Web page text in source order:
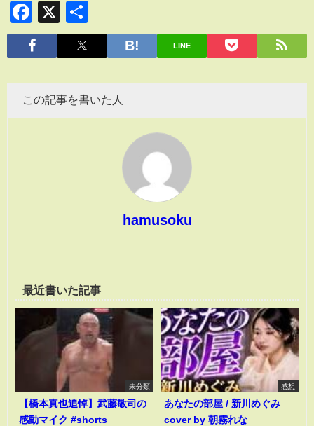
Facebook
X
有
LINE
この記事を書いた人
hamusoku
最近書いた記事
未分類
【橋本真也追悼】武藤敬司の
感動マイク #shorts
感想
あなたの部屋 / 新川めぐみ
cover by 朝霧れな